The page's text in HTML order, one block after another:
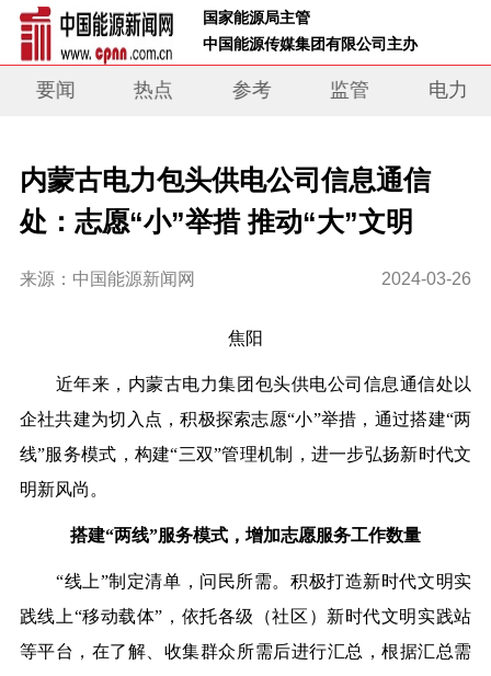
国家能源局主管
中国能源传媒集团有限公司主办
要闻 热点 参考 监管 电力
内蒙古电力包头供电公司信息通信
处：志愿“小”举措 推动“大”文明
来源：中国能源新闻网 2024-03-26
焦阳
近年来，内蒙古电力集团包头供电公司信息通信处以
企社共建为切入点，积极探索志愿“小”举措，通过搭建“两
线”服务模式，构建“三双”管理机制，进一步弘扬新时代文
明新风尚。
搭建“两线”服务模式，增加志愿服务工作数量
“线上”制定清单，问民所需。积极打造新时代文明实
践线上“移动载体”，依托各级（社区）新时代文明实践站
等平台，在了解、收集群众所需后进行汇总，根据汇总需